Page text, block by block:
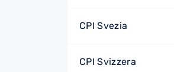
CPI Svezia
CPI Svizzera